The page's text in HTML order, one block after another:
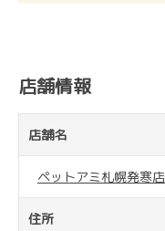
店舗情報
店舗名
ペットアミ札幌発寒店
住所